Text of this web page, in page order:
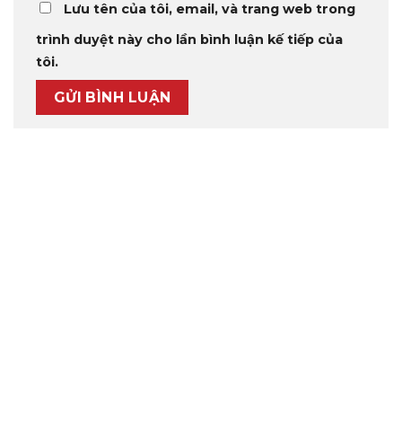
Lưu tên của tôi, email, và trang web trong
trình duyệt này cho lần bình luận kế tiếp của
tôi.